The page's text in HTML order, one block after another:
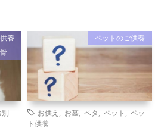
養
別
ペットのご供養
お供え お墓 ベタ ペット
ペッ
ト供養